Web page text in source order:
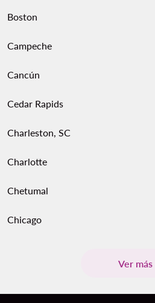
Boston
Campeche
Cancún
Cedar Rapids
Charleston, SC
Charlotte
Chetumal
Chicago
Ver más